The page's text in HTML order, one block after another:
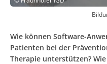
Wie können Software-
Patienten bei der
Therapie unterstützen?